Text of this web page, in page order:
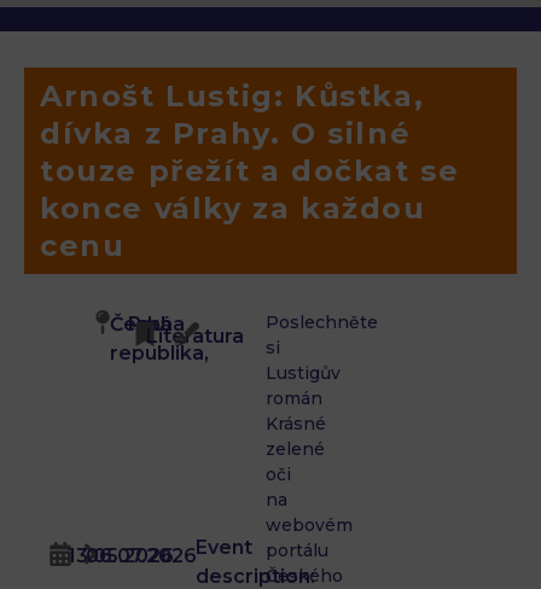
Arnošt Lustig: Kůstka,
dívka z Prahy. O silné
touze přežít a dočkat se
konce války za každou
cenu
13.05.2026
06.07.2026
Česká
republika,
Praha
Literatura
Event
description:
Poslechněte
si
Lustigův
román
Krásné
zelené
oči
na
webovém
portálu
Českého